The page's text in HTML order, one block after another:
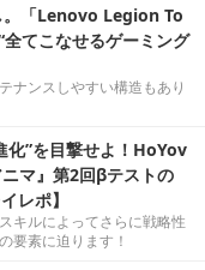
。「Lenovo Legion To
てこなせるゲーミング
ナンスしやすい構造もあり
化”を目撃せよ！HoYov
マ』第2回βテストの
レポ】
キルによってさらに戦略性
要素に迫ります！